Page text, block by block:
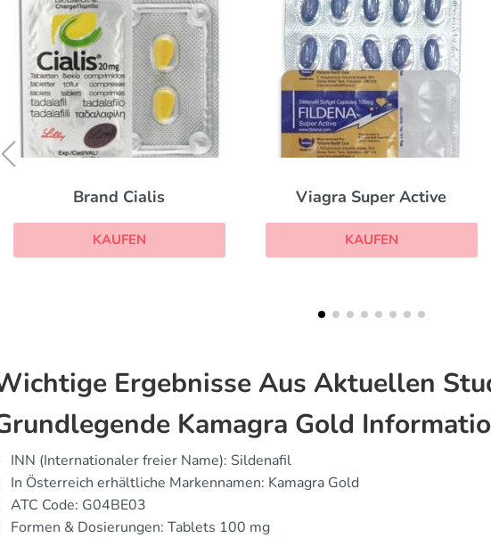
Viagra Super Active
KAUFEN
Kamagra Oral Jelly Vol 2
KAUFEN
Ergebnisse Aus Aktuellen
Kamagra Gold
INN (Internationaler freier Name): Sildenafil
In Österreich erhältliche Markennamen: Kamagra Gold
ATC Code: G04BE03
Formen & Dosierungen: Tablets 100 mg